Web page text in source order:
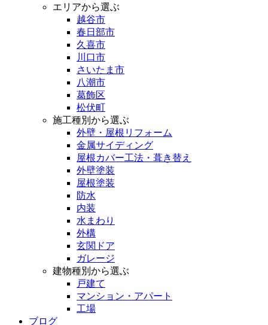
エリアから選ぶ
越谷市
春日部市
久喜市
川口市
さいたま市
八潮市
葛飾区
松伏町
施工種別から選ぶ
外壁・屋根リフォーム
金属サイディング
屋根カバー工法・葺き替え
外壁塗装
屋根塗装
防水
内装
水まわり
外構
玄関ドア
ガレージ
建物種別から選ぶ
戸建て
マンション・アパート
工場
ブログ